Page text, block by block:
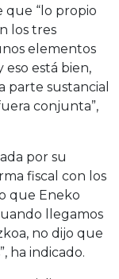
que “lo propio
los tres
elementos
eso está bien,
parte sustancial
conjunta”,
por su
fiscal con los
que Eneko
llegamos
no dijo que
ha indicado.